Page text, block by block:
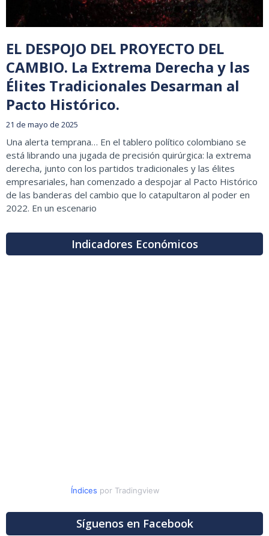
EL DESPOJO DEL PROYECTO DEL
CAMBIO. La Extrema Derecha y las
Élites Tradicionales Desarman al
Pacto Histórico.
21 de mayo de 2025
Una alerta temprana… En el tablero político colombiano se
está librando una jugada de precisión quirúrgica: la extrema
derecha, junto con los partidos tradicionales y las élites
empresariales, han comenzado a despojar al Pacto Histórico
de las banderas del cambio que lo catapultaron al poder en
2022. En un escenario
Indicadores Económicos
Índices por Tradingview
Síguenos en Facebook